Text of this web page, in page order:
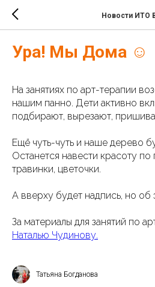
Новости ИТО
Ура! Мы Дома ☺️
На занятиях по арт-терапии
нашим панно. Дети активно
подбирают, вырезают,
Ещё чуть-чуть и наше дерево
Останется навести красоту
травинки, цветочки.
А вверху будет надпись, но об
За материалы для занятий по
Наталью Чудинову.
Татьяна Богданова